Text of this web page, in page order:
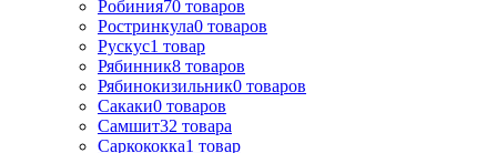
Робиния70 товаров
Ростринкула0 товаров
Рускус1 товар
Рябинник8 товаров
Рябинокизильник0 товаров
Сакаки0 товаров
Самшит32 товара
Саркококка1 товар